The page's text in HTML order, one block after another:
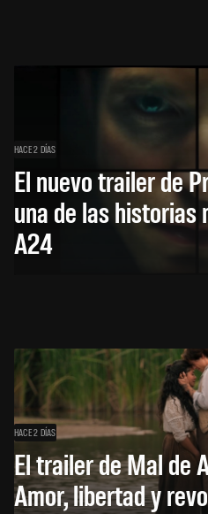
HACE 2 DÍAS
El nuevo trailer de
una de las historias
A24
HACE 2 DÍAS
El trailer de Mal de
Amor, libertad y